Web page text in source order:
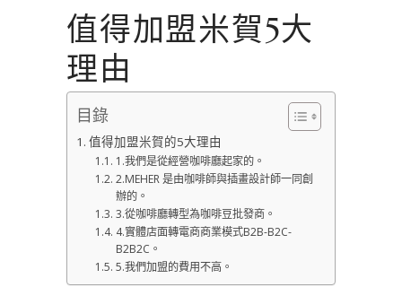
值得加盟米賀5大
理由
目錄
值得加盟米賀的5大理由
1.我們是從經營咖啡廳起家的。
2.MEHER 是由咖啡師與插畫設計師一同創
辦的。
3.從咖啡廳轉型為咖啡豆批發商。
4.實體店面轉電商商業模式B2B-B2C-
B2B2C。
5.我們加盟的費用不高。